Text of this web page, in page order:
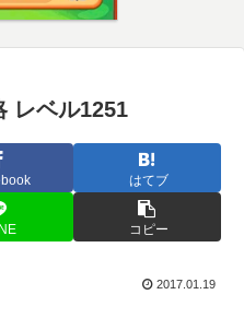
レベル1251
はてブ
コピー
2017.01.19